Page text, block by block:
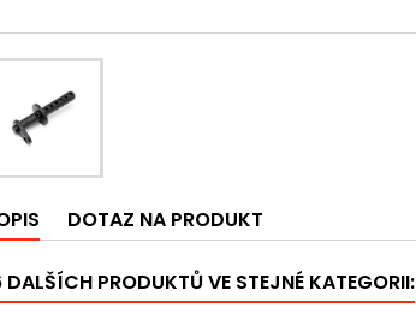
DOTAZ NA PRODUKT
DALŠÍCH PRODUKTŮ VE STEJNÉ KATEGORII: